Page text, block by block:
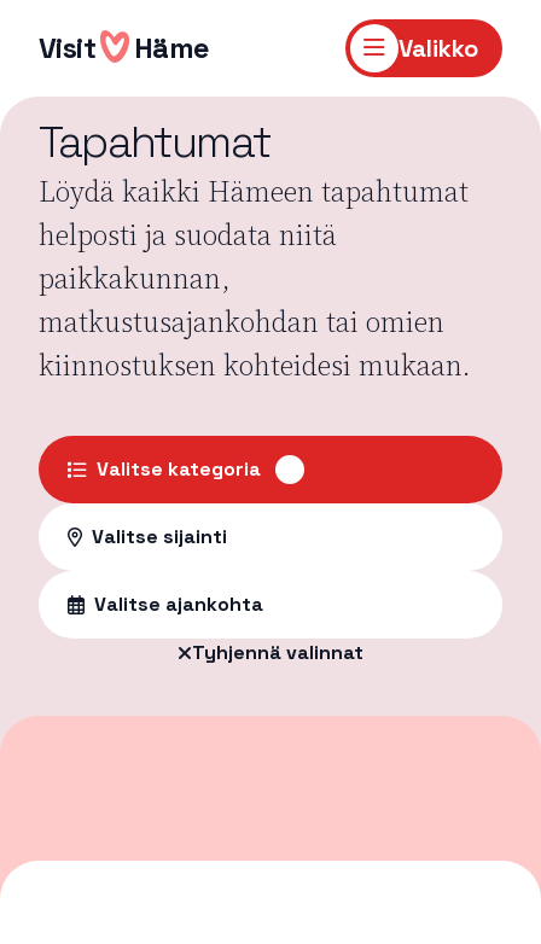
sisältöön
Visit Häme Valikko
Tapahtumat
Löydä kaikki Hämeen tapahtumat
helposti ja suodata niitä
paikkakunnan,
matkustusajankohdan tai omien
kiinnostuksen kohteidesi mukaan.
Valitse kategoria
Valitse sijainti
Valitse ajankohta
Tyhjennä valinnat